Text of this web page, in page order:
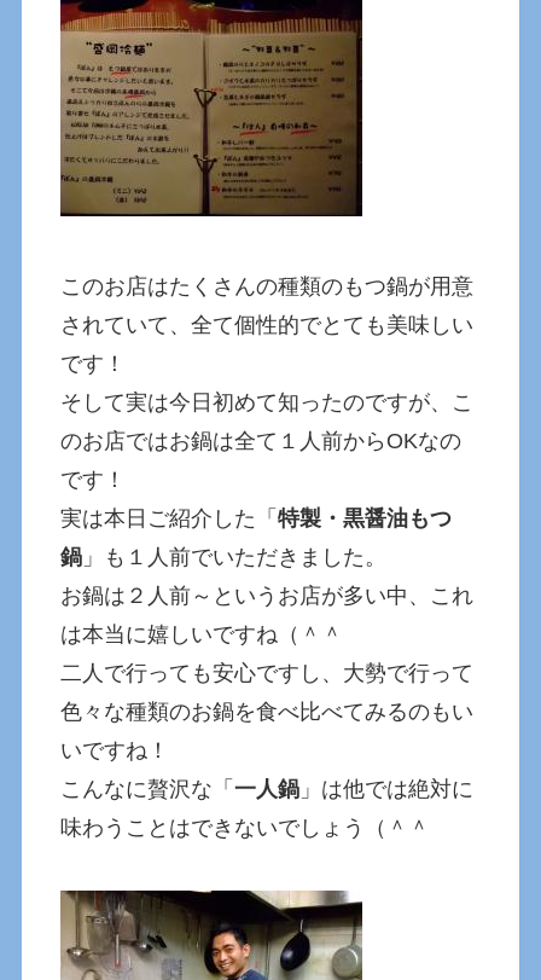
このお店はたくさんの種類のもつ鍋が用意
されていて、全て個性的でとても美味しい
です！
そして実は今日初めて知ったのですが、こ
のお店ではお鍋は全て１人前からOKなの
です！
実は本日ご紹介した「特製・黒醤油もつ
鍋 」も１人前でいただきました。
お鍋は２人前～というお店が多い中、これ
は本当に嬉しいですね（＾＾
二人で行っても安心ですし、大勢で行って
色々な種類のお鍋を食べ比べてみるのもい
いですね！
こんなに贅沢な「一人鍋 」は他では絶対に
味わうことはできないでしょう（＾＾